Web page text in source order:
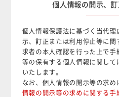
個人情報の開示、
個人情報保護法に基づく当代理
示、訂正または利用停止等に
求者の本人確認を行った上で
等の保有する個人情報に関して
いたします。
なお、個人情報の開示等の求め
情報の開示等の求めに関する手